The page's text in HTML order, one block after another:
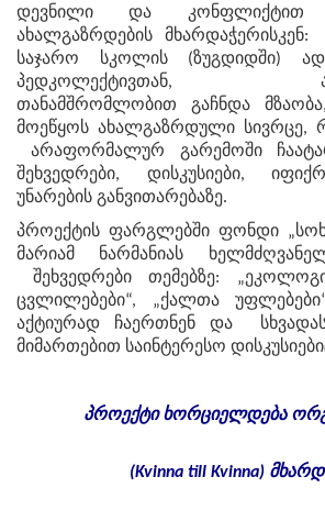
დევნილი და კონფლიქტით
ახალგაზრდების მხარდაჭერისკენ:
საჯარო სკოლის (ზუგდიდში)
პედკოლექტივთან,
თანამშრომლობით გაჩნდა
მოეწყოს ახალგაზრდული სივრცე,
არაფორმალურ გარემოში
შეხვედრები, დისკუსიები,
უნარების განვითარებაზე.
პროექტის ფარგლებში ფონდი
მარიამ ნარმანიას
შეხვედრები თემებზე:
ცვლილებები“, „ქალთა
აქტიურად ჩაერთნენ და
მიმართებით საინტერესო
პროექტი ხორციელდება
(Kvinna till Kvinna)